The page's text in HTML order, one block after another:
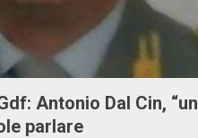
Antonio Dal Cin, “un
parlare